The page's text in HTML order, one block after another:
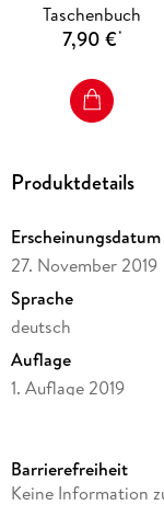
Taschenbuch
7,90 €*
Produktdetails
Erscheinungsdatum
27. November 2019
Sprache
deutsch
Auflage
1. Auflage 2019
Altersempfehlung
Barrierefreiheit
Keine Information